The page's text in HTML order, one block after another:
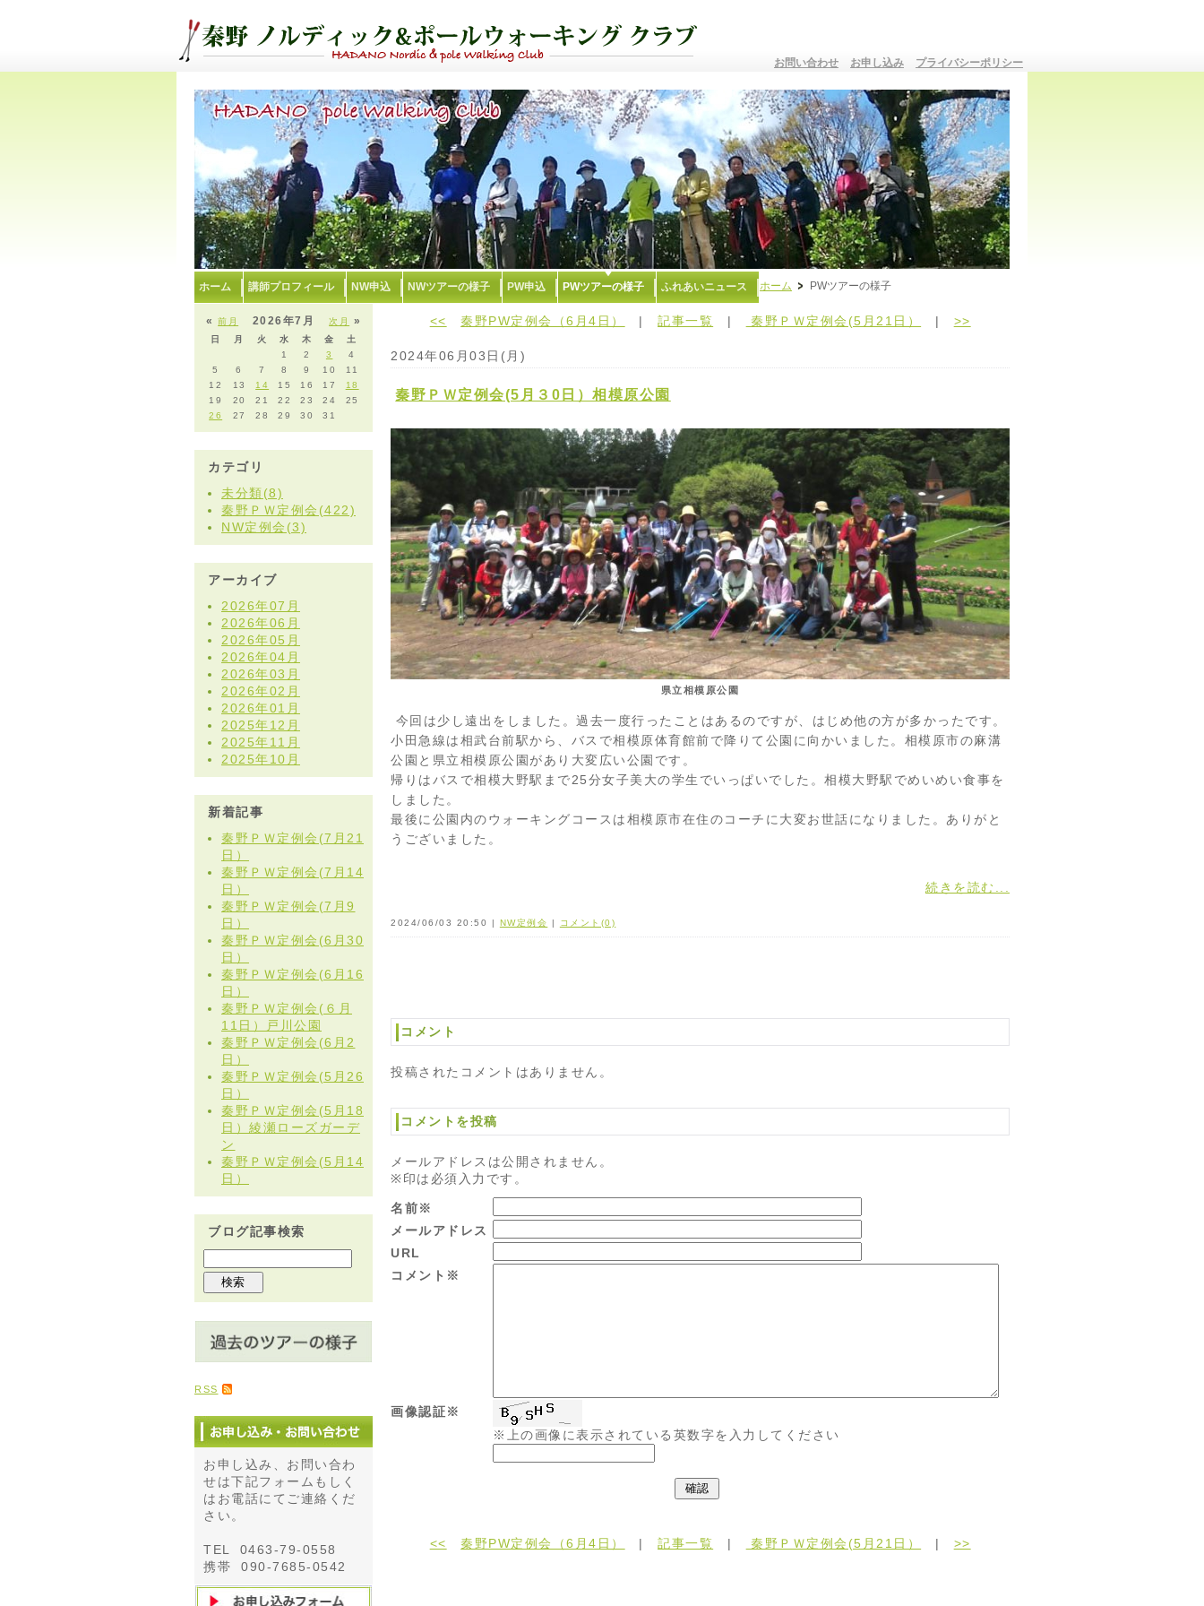
お問い合わせ お申し込み プライバシーポリシー
ホーム 講師プロフィール NW申込 NWツアーの様子 PW申込 PWツアーの様子 ふれあいニュース ホーム PWツアーの様子
«前月 次月 »
2026年7月
日 月 火 水 木 金
土
1
2 3
4
5
6 7 8 9 10
11
12
13 14 15 16 17
18
19
20 21 22 23 24
25
26
27 28 29 30 31
カテゴリ
未分類(8)
秦野ＰＷ定例会(422)
NW定例会(3)
アーカイブ
2026年07月
2026年06月
2026年05月
2026年04月
2026年03月
2026年02月
2026年01月
2025年12月
2025年11月
2025年10月
新着記事
秦野ＰＷ定例会(7月21
日）
秦野ＰＷ定例会(7月14
日）
秦野ＰＷ定例会(7月9
日）
秦野ＰＷ定例会(6月30
日）
秦野ＰＷ定例会(6月16
日）
秦野ＰＷ定例会(６月
11日）戸川公園
秦野ＰＷ定例会(6月2
日）
秦野ＰＷ定例会(5月26
日）
秦野ＰＷ定例会(5月18
日）綾瀬ローズガーデ
ン
秦野ＰＷ定例会(5月14
日）
ブログ記事検索
RSS
お申し込み、お問い合わ
せは下記フォームもしく
はお電話にてご連絡くだ
さい。
TEL 0463-79-0558
携帯 090-7685-0542
<< 秦野PW定例会（6月4日） |記事一覧 | 秦野ＰＷ定例会(5月21日） | >>
2024年06月03日(月)
秦野ＰＷ定例会(5月３0日）相模原公園
県立相模原公園
今回は少し遠出をしました。過去一度行ったことはあるのですが、はじめ他の方が多かったです。
小田急線は相武台前駅から、バスで相模原体育館前で降りて公園に向かいました。相模原市の麻溝
公園と県立相模原公園があり大変広い公園です。
帰りはバスで相模大野駅まで25分女子美大の学生でいっぱいでした。相模大野駅でめいめい食事を
しました。
最後に公園内のウォーキングコースは相模原市在住のコーチに大変お世話になりました。ありがと
うございました。
続きを読む...
2024/06/03 20:50 | NW定例会 | コメント(0)
コメント
投稿されたコメントはありません。
コメントを投稿
メールアドレスは公開されません。
※印は必須入力です。
名前※
メールアドレス
URL
コメント※
画像認証※
※上の画像に表示されている英数字を入力してください
<< 秦野PW定例会（6月4日） |記事一覧 | 秦野ＰＷ定例会(5月21日） | >>